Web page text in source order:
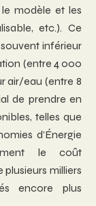
modèle et les
etc.). Ce
inférieur
(entre 4 000
air/eau (entre 8
de prendre en
telles que
d’Énergie
le coût
plusieurs milliers
encore plus